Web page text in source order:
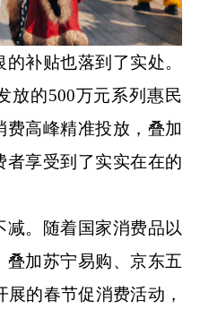
补贴也落到了实处。
放的500万元系列惠民
高峰精准投放，叠加
者享受到了实实在在的
。随着国家消费品以
叠加苏宁易购、京东五
的春节促消费活动，